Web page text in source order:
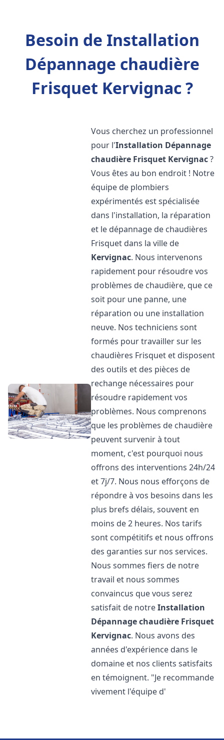
Besoin de Installation
Dépannage chaudière
Frisquet Kervignac ?
Vous cherchez un professionnel
pour l'Installation Dépannage
chaudière Frisquet Kervignac?
Vous êtes au bon endroit ! Notre
équipe de plombiers
expérimentés est spécialisée
dans l'installation, la réparation
et le dépannage de chaudières
Frisquet dans la ville de
Kervignac. Nous intervenons
rapidement pour résoudre vos
problèmes de chaudière, que ce
soit pour une panne, une
réparation ou une installation
neuve. Nos techniciens sont
formés pour travailler sur les
chaudières Frisquet et disposent
des outils et des pièces de
rechange nécessaires pour
résoudre rapidement vos
problèmes. Nous comprenons
que les problèmes de chaudière
peuvent survenir à tout
moment, c'est pourquoi nous
offrons des interventions 24h/24
et 7j/7. Nous nous efforçons de
répondre à vos besoins dans les
plus brefs délais, souvent en
moins de 2 heures. Nos tarifs
sont compétitifs et nous offrons
des garanties sur nos services.
Nous sommes fiers de notre
travail et nous sommes
convaincus que vous serez
satisfait de notreInstallation
Dépannage chaudière Frisquet
Kervignac. Nous avons des
années d'expérience dans le
domaine et nos clients satisfaits
en témoignent. "Je recommande
vivement l'équipe d'